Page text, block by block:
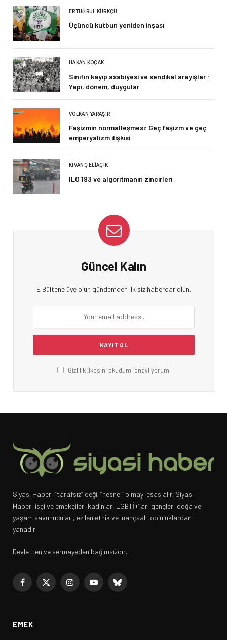
ERTUĞRUL KÜRKÇÜ
Üçüncü kutbun yeniden inşası
HAKAN KOÇAK
Sınıfın kayıp asabiyesi ve sendikal arayışlar :
Yapı, dönem, duygular
VOLKAN YARAŞIR
Faşizmin normalleşmesi: Geç faşizm ve geç
emperyalizm ilişkisi
KIVANÇ ELIAÇIK
ILO 193 ve algoritmanın zincirleri
Güncel Kalın
E Bültene üye olun gündemden ilk siz haberdar olun.
Gizlilik İlkesini okudum, onaylıyorum.
Siyasi Haber, “tarafsız” değil “nesnel” olmayı esas alır. Siyasi
Haber, işçi ve emekçiler, kadınlar, LGBTİ+’lar, gençler, doğa ve
yaşam savunucuları, ezilen etnik ve inançsal topluluklardan
yanadır.
Devletten ve sermayeden bağımsızdır.
Facebook
X
InstagramYouTubeBluesky
EMEK